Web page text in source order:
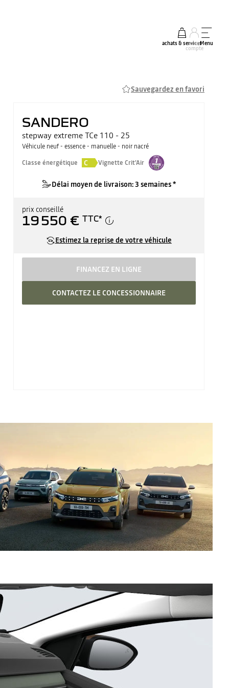
achats & services
mon
compte
Menu
Sauvegardez en favori
SANDERO
stepway extreme TCe 110 - 25
Véhicule neuf - essence - manuelle - noir nacré
Classe énergétique
C Vignette Crit'Air
Délai moyen de livraison: 3 semaines *
prix conseillé
19 550 € TTC*
Estimez la reprise de votre véhicule
FINANCEZ EN LIGNE
CONTACTEZ LE CONCESSIONNAIRE